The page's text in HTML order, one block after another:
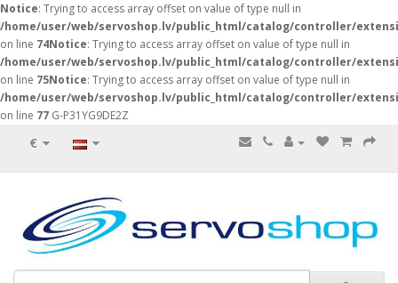
Notice: Trying to access array offset on value of type null in
/home/user/web/servoshop.lv/public_html/catalog/controller/
on line 74Notice: Trying to access array offset on value of type null in
/home/user/web/servoshop.lv/public_html/catalog/controller/
on line 75Notice: Trying to access array offset on value of type null in
/home/user/web/servoshop.lv/public_html/catalog/controller/
on line 77 G-P31YG9DE2Z
€